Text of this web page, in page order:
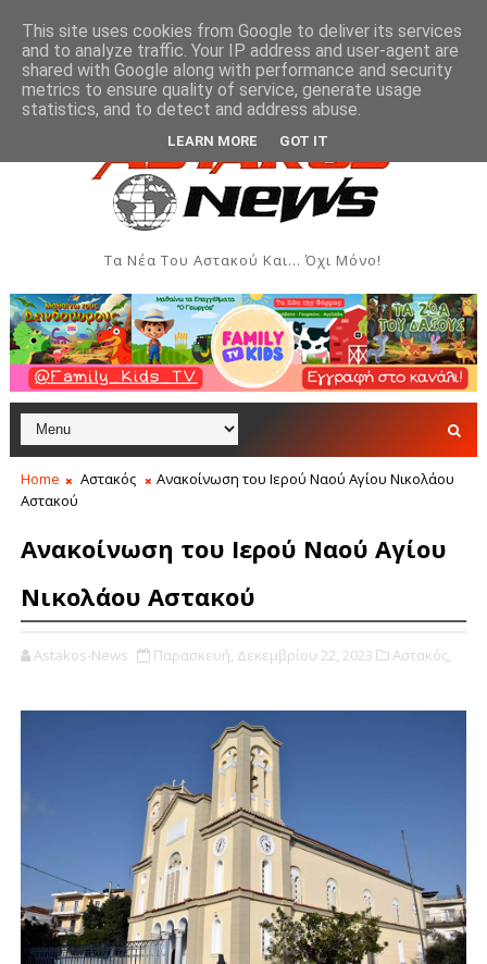
- Αύγουστος 2026 ΑΣΤΑΚΌΣ Όρθρος και Θεία
Τα Νέα Του Αστακού Και... Όχι Μόνο!
Home Αστακός
Ανακοίνωση του Ιερού Ναού Αγίου Νικολάου
Αστακού
Ανακοίνωση του Ιερού Ναού Αγίου
Νικολάου Αστακού
Astakos-News Παρασκευή, Δεκεμβρίου 22, 2023 Αστακός,
This site uses cookies from Google to deliver its services
and to analyze traffic. Your IP address and user-agent are
shared with Google along with performance and security
metrics to ensure quality of service, generate usage
statistics, and to detect and address abuse.
LEARN MORE GOT IT